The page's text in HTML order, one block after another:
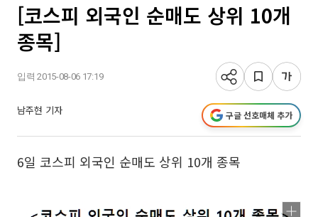
[코스피 외국인 순매도 상위 10개
종목]
입력 2015-08-06 17:19
남주현 기자 구글 선호매체 추가
6일 코스피 외국인 순매도 상위 10개 종목